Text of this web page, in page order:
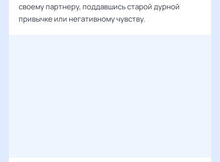
своему партнеру, поддавшись старой дурной
привычке или негативному чувству.